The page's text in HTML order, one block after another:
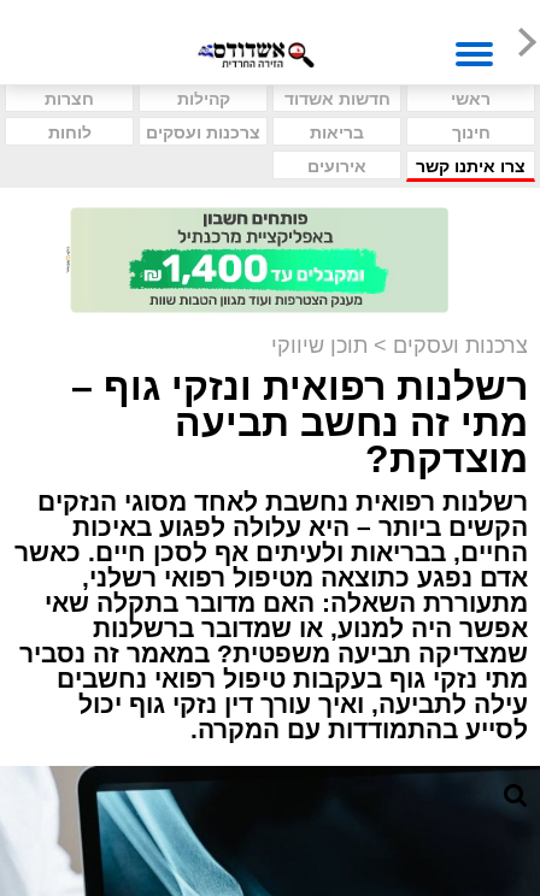
ראשי חדשות אשדוד קהילות
חצרות
חינוך
בריאות צרכנות ועסקים
לוחות
צרו איתנו קשר
אירועים
צרכנות ועסקים > תוכן שיווקי
רשלנות רפואית ונזקי גוף –
מתי זה נחשב תביעה
מוצדקת?
רשלנות רפואית נחשבת לאחד מסוגי הנזקים
הקשים ביותר – היא עלולה לפגוע באיכות
החיים, בבריאות ולעיתים אף לסכן חיים. כאשר
אדם נפגע כתוצאה מטיפול רפואי רשלני,
מתעוררת השאלה: האם מדובר בתקלה שאי
אפשר היה למנוע, או שמדובר ברשלנות
שמצדיקה תביעה משפטית? במאמר זה נסביר
מתי נזקי גוף בעקבות טיפול רפואי נחשבים
עילה לתביעה, ואיך עורך דין נזקי גוף יכול
לסייע בהתמודדות עם המקרה.